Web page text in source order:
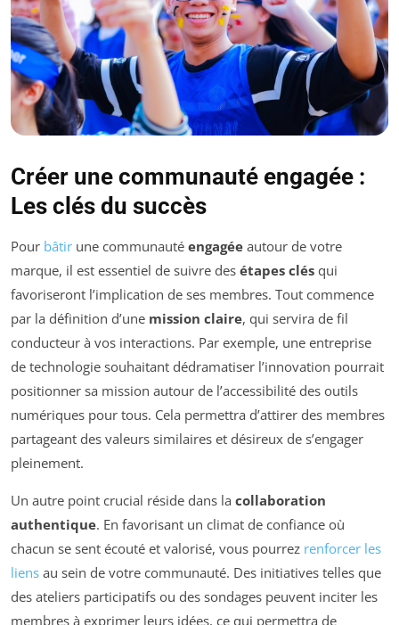
Créer une communauté engagée :
Les clés du succès
Pour bâtir une communauté engagée autour de votre
marque, il est essentiel de suivre des étapes clés qui
favoriseront l’implication de ses membres. Tout commence
par la définition d’une mission claire, qui servira de fil
conducteur à vos interactions. Par exemple, une entreprise
de technologie souhaitant dédramatiser l’innovation pourrait
positionner sa mission autour de l’accessibilité des outils
numériques pour tous. Cela permettra d’attirer des membres
partageant des valeurs similaires et désireux de s’engager
pleinement.
Un autre point crucial réside dans la collaboration
authentique. En favorisant un climat de confiance où
chacun se sent écouté et valorisé, vous pourrez renforcer les
liens au sein de votre communauté. Des initiatives telles que
des ateliers participatifs ou des sondages peuvent inciter les
membres à exprimer leurs idées, ce qui permettra de